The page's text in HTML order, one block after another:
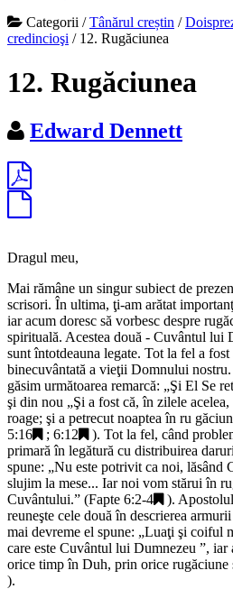
Categorii /Tânărul creștin /
credincioşi / 12. Rugăciunea
12. Rugăciunea
Edward Dennett
Dragul meu,
Mai rămâne un singur subiect de
scrisori. În ultima, ţi-am arătat
iar acum doresc să vorbesc despre
spirituală. Acestea două - Cuvântul lui
sunt întotdeauna legate. Tot la fel a
binecuvântată a vieţii Domnului
găsim următoarea remarcă: „Şi El Se
şi din nou „Şi a fost că, în zilele
roage; şi a petrecut noaptea în ru
5:16
; 6:12
). Tot la fel, când
primară în legătură cu distribuirea
spune: „Nu este potrivit ca noi, lăsând
slujim la mese... Iar noi vom stărui în
Cuvântului.” (Fapte 6:2-4
).
reuneşte cele două în descrierea
mai devreme el spune: „Luaţi şi coiful
care este Cuvântul lui Dumnezeu ”, iar
orice timp în Duh, prin orice rugăciune
).